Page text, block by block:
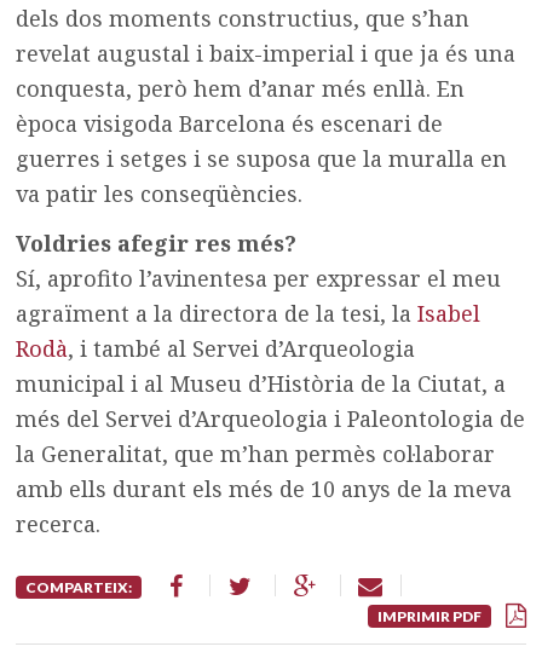
dels dos moments constructius, que s’han
revelat augustal i baix-imperial i que ja és una
conquesta, però hem d’anar més enllà. En
època visigoda Barcelona és escenari de
guerres i setges i se suposa que la muralla en
va patir les conseqüències.
Voldries afegir res més?
Sí, aprofito l’avinentesa per expressar el meu
agraïment a la directora de la tesi, laIsabel
Rodà, i també al Servei d’Arqueologia
municipal i al Museu d’Història de la Ciutat, a
més del Servei d’Arqueologia i Paleontologia de
la Generalitat, que m’han permès col·laborar
amb ells durant els més de 10 anys de la meva
recerca.
COMPARTEIX:
IMPRIMIR PDF